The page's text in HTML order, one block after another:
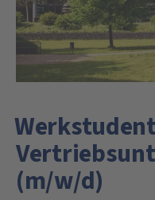
Werkstudent
(m/w/d)